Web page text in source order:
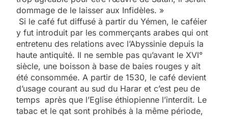
dommage de le laisser aux Infidèles. »
Si le café fut diffusé à partir du Yémen, le caféier
y fut introduit par les commerçants arabes qui ont
entretenu des relations avec l’Abyssinie depuis la
haute antiquité. Il ne semble pas qu’avant le XVI°
siècle, une boisson à base de baies rouges y ait
été consommée. A partir de 1530, le café devient
d’usage courant au sud du Harar et c’est peu de
temps après que l’Eglise éthiopienne l’interdit. Le
tabac et le qat sont prohibés à la même période,